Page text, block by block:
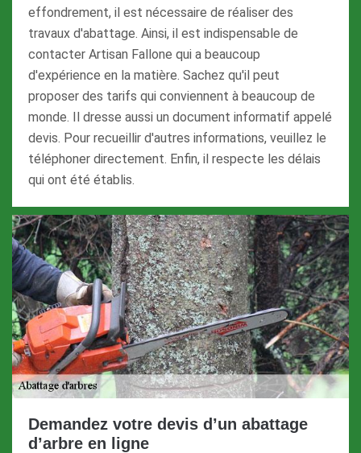
effondrement, il est nécessaire de réaliser des
travaux d'abattage. Ainsi, il est indispensable de
contacter Artisan Fallone qui a beaucoup
d'expérience en la matière. Sachez qu'il peut
proposer des tarifs qui conviennent à beaucoup de
monde. Il dresse aussi un document informatif appelé
devis. Pour recueillir d'autres informations, veuillez le
téléphoner directement. Enfin, il respecte les délais
qui ont été établis.
Demandez votre devis d’un abattage
d’arbre en ligne